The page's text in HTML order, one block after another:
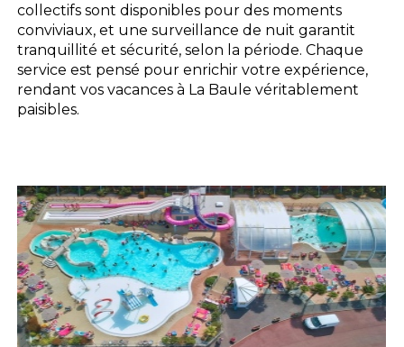
collectifs sont disponibles pour des moments
conviviaux, et une surveillance de nuit garantit
tranquillité et sécurité, selon la période. Chaque
service est pensé pour enrichir votre expérience,
rendant vos vacances à La Baule véritablement
paisibles.